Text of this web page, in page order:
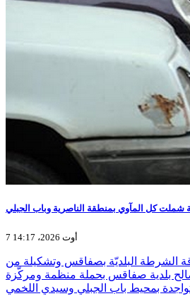
كل المآوي بمنطقة الناصرية وباب الجبلي
7 أوت 2026، 14:17
الشرطة البلديّة بصفاقس وتشكيلة من
بلدية صفاقس بحملة منظمة ومركّزة